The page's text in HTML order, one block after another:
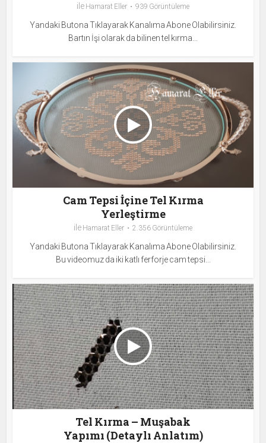
ile Hamarat Eller 939 Görüntüleme
Yandaki Butona Tıklayarak Kanalıma Abone Olabilirsiniz.
Bartın İşi olarak da bilinen tel kırma...
Cam Tepsi İçine Tel Kırma
Yerleştirme
ile Hamarat Eller 2.356 Görüntüleme
Yandaki Butona Tıklayarak Kanalıma Abone Olabilirsiniz.
Bu videomuz da iki katlı ferforje cam tepsi...
Tel Kırma – Muşabak
Yapımı (Detaylı Anlatım)